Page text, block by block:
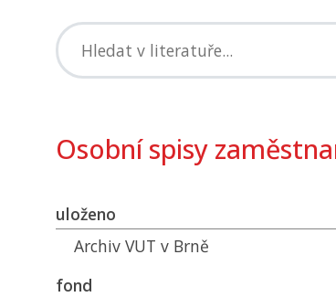
Osobní spisy
uloženo
Archiv VUT v Brně
fond